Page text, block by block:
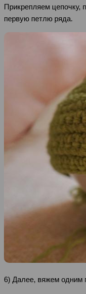
Прикрепляем цепочку,
первую петлю ряда.
6) Далее, вяжем одним